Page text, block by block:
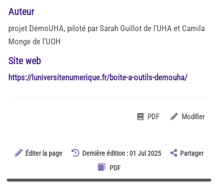
Auteur
projet DémoUHA, piloté par Sarah Guillot de l’UHA et Camila
Monge de l’UOH
Site web
https://luniversitenumerique.fr/boite-a-outils-demouha/
PDF Modifier
Éditer la page Dernière édition : 01 Jul 2025
Partager
PDF